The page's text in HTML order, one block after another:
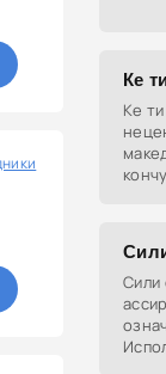
Ке
Ке
Сили